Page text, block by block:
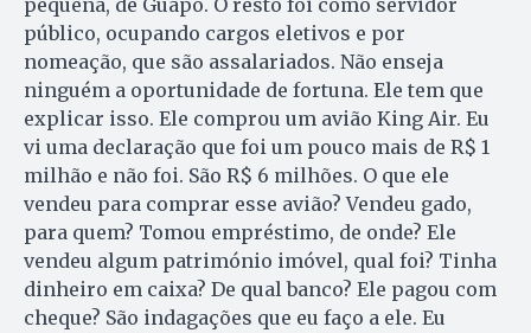
pequena, de Guapó. O resto foi como servidor
público, ocupando cargos eletivos e por
nomeação, que são assalariados. Não enseja
ninguém a oportunidade de fortuna. Ele tem que
explicar isso. Ele comprou um avião King Air. Eu
vi uma declaração que foi um pouco mais de R$ 1
milhão e não foi. São R$ 6 milhões. O que ele
vendeu para comprar esse avião? Vendeu gado,
para quem? Tomou empréstimo, de onde? Ele
vendeu algum património imóvel, qual foi? Tinha
dinheiro em caixa? De qual banco? Ele pagou com
cheque? São indagações que eu faço a ele. Eu